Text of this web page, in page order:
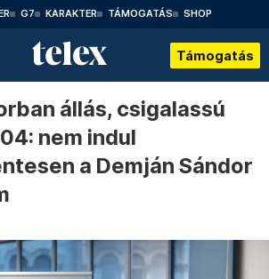
G7 KARAKTER TÁMOGATÁS SHOP
Támogatás
állás, csigalassú
nem indul
a Demján Sándor